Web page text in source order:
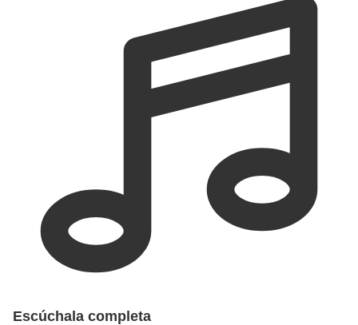
Escúchala completa